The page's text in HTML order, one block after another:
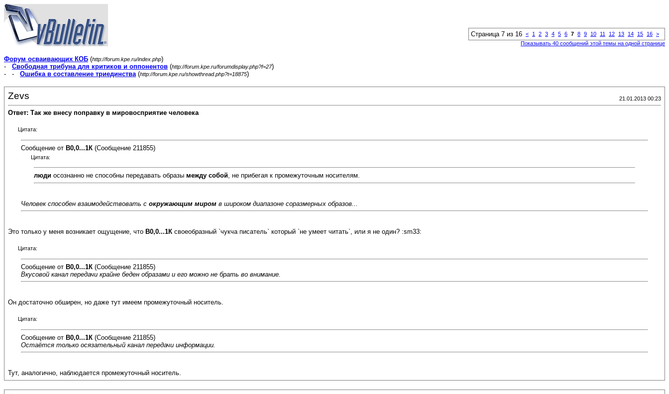
Страница 7 из 16 < 1 2 3 4 5 6 7 8 9 10 11 12 13 14 15 16 >
Показывать 40 сообщений этой темы на одной странице
Форум осваивающих КОБ (http://forum.kpe.ru/index.php)
- Свободная трибуна для критиков и оппонентов (http://forum.kpe.ru/forumdisplay.php?f=27)
- - Ошибка в составление триединства(http://forum.kpe.ru/showthread.php?t=18875)
Zevs 21.01.2013 00:23
Ответ: Так же внесу поправку в мировосприятие человека
Цитата:
Сообщение от В0,0...1К (Сообщение 211855)
Цитата:
люди осознанно не способны передавать образы между собой , не прибегая к промежуточным носителям.
Человек способен взаимодействовать с окружающим миром в широком диапазоне соразмерных образов...
Это только у меня возникает ощущение, что В0,0...1К своеобразный `чукча писатель` который `не умеет читать`, или я не один? :sm33:
Цитата:
Сообщение от В0,0...1К (Сообщение 211855)
Вкусовой канал передачи крайне беден образами и его можно не брать во внимание.
Он достаточно обширен, но даже тут имеем промежуточный носитель.
Цитата:
Сообщение от В0,0...1К (Сообщение 211855)
Остаётся только осязательный канал передачи информации.
Тут, аналогично, наблюдается промежуточный носитель.